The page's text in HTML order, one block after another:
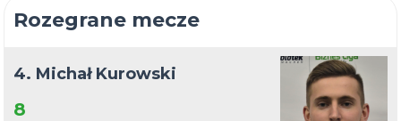
Rozegrane mecze
4. Michał Kurowski
8